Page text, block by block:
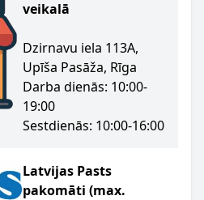
veikalā
Dzirnavu iela 113A,
Upīša Pasāža, Rīga
Darba dienās: 10:00-
19:00
Sestdienās: 10:00-16:00
Latvijas Pasts
pakomāti (max.